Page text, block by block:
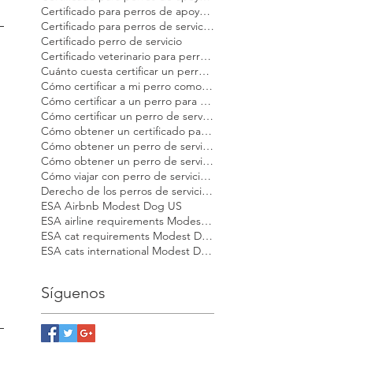
Certificado para perros de apoyo emocional en vuelo Modest Dog
Certificado para perros de servicio en vuelo Modest Dog
Certificado perro de servicio
Certificado veterinario para perros de servicio y apoyo emocional Modest Dog
Cuánto cuesta certificar un perro de servicio
Cómo certificar a mi perro como de servicio Modest Dog
Cómo certificar a un perro para viajar Modest Dog
Cómo certificar un perro de servicio
Cómo obtener un certificado para perro de apoyo emocional
Cómo obtener un perro de servicio Modest Dog
Cómo obtener un perro de servicio en EE. UU.
Cómo viajar con perro de servicio certificado en EE. UU.
Derecho de los perros de servicio en EE. UU.
ESA Airbnb Modest Dog US
ESA airline requirements Modest Dog US
ESA cat requirements Modest Dog US
ESA cats international Modest Dog US
Síguenos